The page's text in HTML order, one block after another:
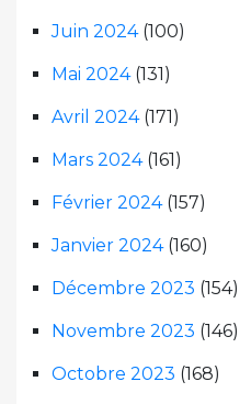
Juin 2024(100)
Mai 2024(131)
Avril 2024(171)
Mars 2024(161)
Février 2024(157)
Janvier 2024(160)
Décembre 2023 (154)
Novembre 2023 (146)
Octobre 2023 (168)